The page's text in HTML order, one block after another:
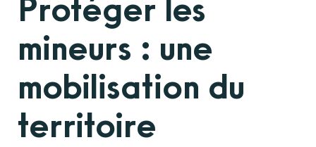
Protéger les
mineurs : une
mobilisation du
territoire